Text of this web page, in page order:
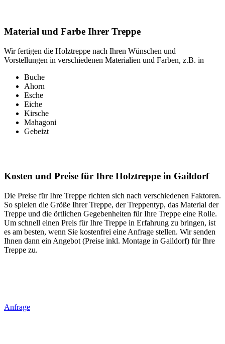
Material und Farbe Ihrer Treppe
Wir fertigen die Holztreppe nach Ihren Wünschen und
Vorstellungen in verschiedenen Materialien und Farben, z.B. in
Buche
Ahorn
Esche
Eiche
Kirsche
Mahagoni
Gebeizt
Kosten und Preise für Ihre Holztreppe in Gaildorf
Die Preise für Ihre Treppe richten sich nach verschiedenen Faktoren.
So spielen die Größe Ihrer Treppe, der Treppentyp, das Material der
Treppe und die örtlichen Gegebenheiten für Ihre Treppe eine Rolle.
Um schnell einen Preis für Ihre Treppe in Erfahrung zu bringen, ist
es am besten, wenn Sie kostenfrei eine Anfrage stellen. Wir senden
Ihnen dann ein Angebot (Preise inkl. Montage in Gaildorf) für Ihre
Treppe zu.
Anfrage